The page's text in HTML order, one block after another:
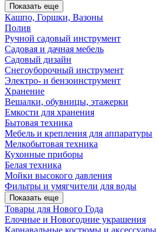
Показать еще
Кашпо, Горшки, Вазоны
Полив
Ручной садовый инструмент
Садовая и дачная мебель
Садовый дизайн
Снегоуборочный инструмент
Электро- и бензоинструмент
Хранение
Вешалки, обувницы, этажерки
Емкости для хранения
Бытовая техника
Мебель и крепления для аппаратуры
Мелкобытовая техника
Кухонные приборы
Белая техника
Мойки высокого давления
Фильтры и умягчители для воды
Показать еще
Товары для Нового Года
Елочные и Новогодние украшения
Карнавальные костюмы и аксессуары